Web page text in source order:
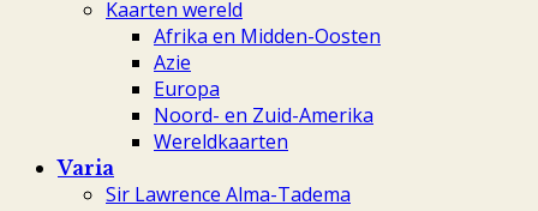
Kaarten wereld
Afrika en Midden-Oosten
Azie
Europa
Noord- en Zuid-Amerika
Wereldkaarten
Varia
Sir Lawrence Alma-Tadema